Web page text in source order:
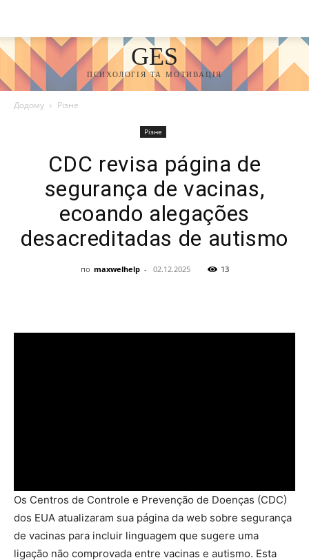
GES
ПСИХОЛОГІЯ ТА МОТИВАЦІЯ
Додому Різне
Різне
CDC revisa página de
segurança de vacinas,
ecoando alegações
desacreditadas de autismo
по maxwelhelp - 02.12.2025 13
Os Centros de Controle e Prevenção de Doenças (CDC)
dos EUA atualizaram sua página da web sobre segurança
de vacinas para incluir linguagem que sugere uma
ligação não comprovada entre vacinas e autismo. Esta